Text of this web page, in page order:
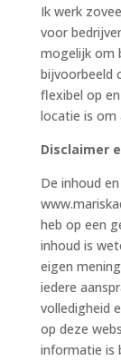
Ik werk
voor
mogelijk om
bijvoorbeeld
flexibel op
locatie is om
Disclaimer
De inhoud
heb op een
inhoud is
eigen
iedere
volledigheid
op deze
informatie is